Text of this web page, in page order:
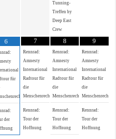
Tunning-
Treffen by
Deep East
Crew
6
für
der
7
Rennrad:
Amnesty
International
Radtour für
die
Menschenrechte
Rennrad:
Tour der
Hoffnung
8
Rennrad:
Amnesty
International
Radtour für
die
Menschenrechte
Rennrad:
Tour der
Hoffnung
9
Rennrad:
Amnesty
International
Radtour für
die
Menschenrechte
Rennrad:
Tour der
Hoffnung